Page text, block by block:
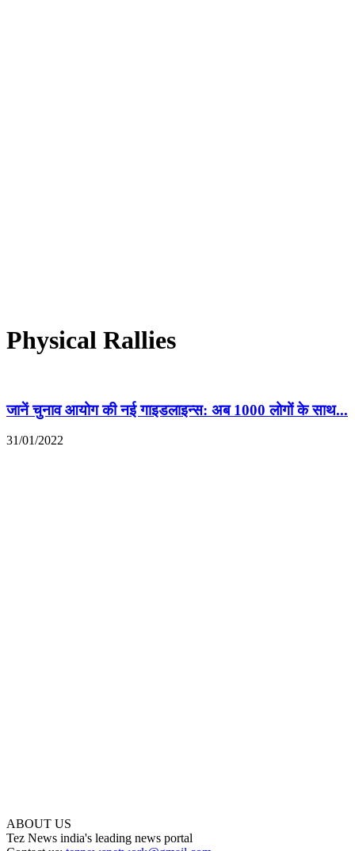
Physical Rallies
जानें चुनाव आयोग की नई गाइडलाइन्स: अब 1000 लोगों के साथ...
31/01/2022
ABOUT US
Tez News india's leading news portal